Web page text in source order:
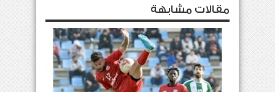
مقالات مشابهة